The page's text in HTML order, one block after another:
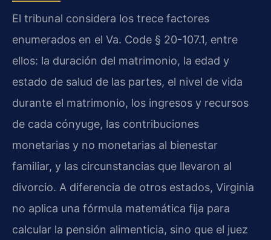
El tribunal considera los trece factores
enumerados en el Va. Code § 20-107.1, entre
ellos: la duración del matrimonio, la edad y
estado de salud de las partes, el nivel de vida
durante el matrimonio, los ingresos y recursos
de cada cónyuge, las contribuciones
monetarias y no monetarias al bienestar
familiar, y las circunstancias que llevaron al
divorcio. A diferencia de otros estados, Virginia
no aplica una fórmula matemática fija para
calcular la pensión alimenticia, sino que el juez